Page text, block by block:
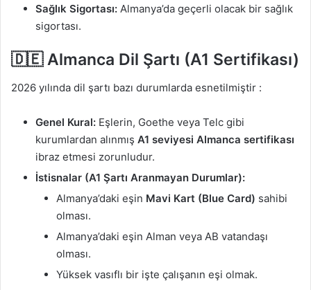
Sağlık Sigortası: Almanya’da geçerli olacak bir sağlık
sigortası.
🇩🇪 Almanca Dil Şartı (A1 Sertifikası)
2026 yılında dil şartı bazı durumlarda esnetilmiştir :
Genel Kural: Eşlerin, Goethe veya Telc gibi
kurumlardan alınmış A1 seviyesi Almanca sertifikası
ibraz etmesi zorunludur.
İstisnalar (A1 Şartı Aranmayan Durumlar):
Almanya’daki eşin Mavi Kart (Blue Card) sahibi
olması.
Almanya’daki eşin Alman veya AB vatandaşı
olması.
Yüksek vasıflı bir işte çalışanın eşi olmak.